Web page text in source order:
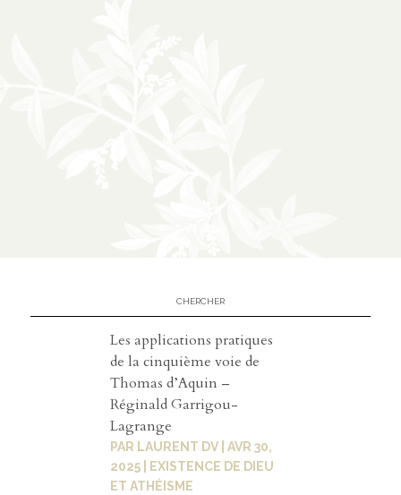
Les applications pratiques
de la cinquième voie de
Thomas d’Aquin –
Réginald Garrigou-
Lagrange
PAR LAURENT DV |AVR 30,
2025
EXISTENCE DE DIEU
ET ATHÉISME